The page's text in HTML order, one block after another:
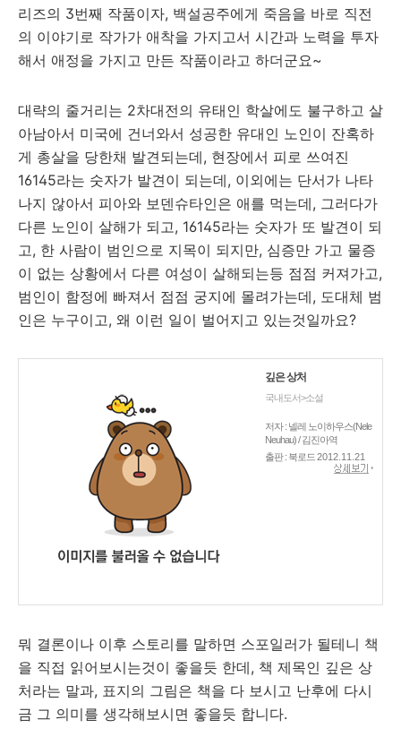
리즈의 3번째 작품이자, 백설공주에게 죽음을 바로 직전
의 이야기로 작가가 애착을 가지고서 시간과 노력을 투자
해서 애정을 가지고 만든 작품이라고 하더군요~
대략의 줄거리는 2차대전의 유태인 학살에도 불구하고 살
아남아서 미국에 건너와서 성공한 유대인 노인이 잔혹하
게 총살을 당한채 발견되는데, 현장에서 피로 쓰여진
16145라는 숫자가 발견이 되는데, 이외에는 단서가 나타
나지 않아서 피아와 보덴슈타인은 애를 먹는데, 그러다가
다른 노인이 살해가 되고, 16145라는 숫자가 또 발견이 되
고, 한 사람이 범인으로 지목이 되지만, 심증만 가고 물증
이 없는 상황에서 다른 여성이 살해되는등 점점 커져가고,
범인이 함정에 빠져서 점점 궁지에 몰려가는데, 도대체 범
인은 누구이고, 왜 이런 일이 벌어지고 있는것일까요?
깊은 상처
국내도서>소설
저자 : 넬레 노이하우스(Nele
Neuhau) / 김진아역
출판 : 북로드 2012.11.21
뭐 결론이나 이후 스토리를 말하면 스포일러가 될테니 책
을 직접 읽어보시는것이 좋을듯 한데, 책 제목인 깊은 상
처라는 말과, 표지의 그림은 책을 다 보시고 난후에 다시
금 그 의미를 생각해보시면 좋을듯 합니다.